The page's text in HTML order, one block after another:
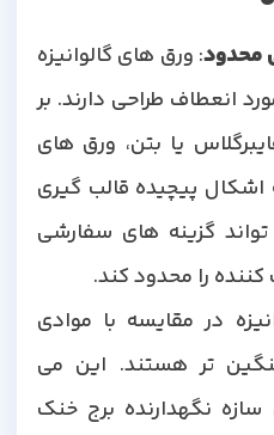
محدود: ورق های گالوانیزه
انعطاف طراحی دارند. بر
یا بتن، ورق های
اشکال پیچیده قالب گیری
گزینه های سفارشی
را محدود کند.
در مقایسه با موادی
تر هستند. این می
سازه نگهدارنده برج خنک